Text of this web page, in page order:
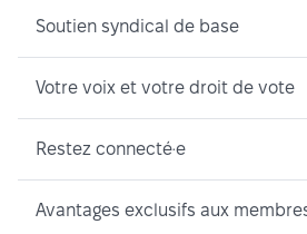
Soutien syndical de base
Votre voix et votre droit de vote
Restez connecté·e
Avantages exclusifs aux